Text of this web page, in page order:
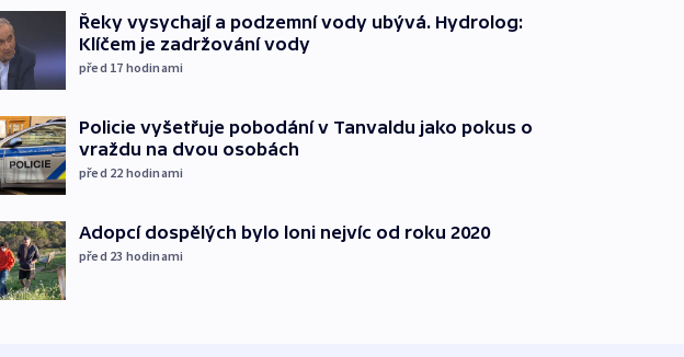
Řeky vysychají a podzemní vody ubývá. Hydrolog:
Klíčem je zadržování vody
před 17 hodinami
Policie vyšetřuje pobodání v Tanvaldu jako pokus o
vraždu na dvou osobách
před 22 hodinami
Adopcí dospělých bylo loni nejvíc od roku 2020
před 23 hodinami